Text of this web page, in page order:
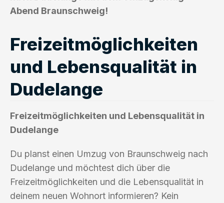
Abend Braunschweig!
Freizeitmöglichkeiten
und Lebensqualität in
Dudelange
Freizeitmöglichkeiten und Lebensqualität in
Dudelange
Du planst einen Umzug von Braunschweig nach
Dudelange und möchtest dich über die
Freizeitmöglichkeiten und die Lebensqualität in
deinem neuen Wohnort informieren? Kein